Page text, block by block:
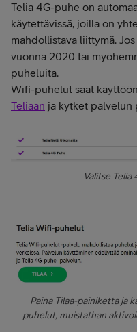
Telia 4G-puhe on
käytettävissä, joilla on
mahdollistava liittymä.
vuonna 2020 tai
puheluita.
Wifi-puhelut saat
Teliaan ja kytket palvelun
Valitse
Paina Tilaa-painiketta ja
puhelut, muistathan